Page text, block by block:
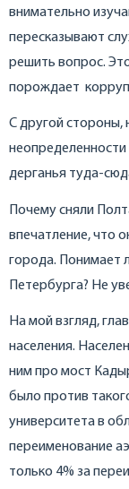
внимательно
пересказывают
решить вопрос.
порождает
С другой стороны,
дерганья туда-
Почему сняли
впечатление, что
города. Понимает
Петербурга? Не
На мой взгляд,
населения.
ним про мост
было против
университета в
переименование
только 4% за